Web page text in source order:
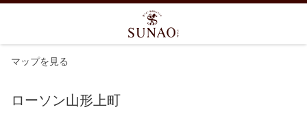
マップを見る
ローソン山形上町